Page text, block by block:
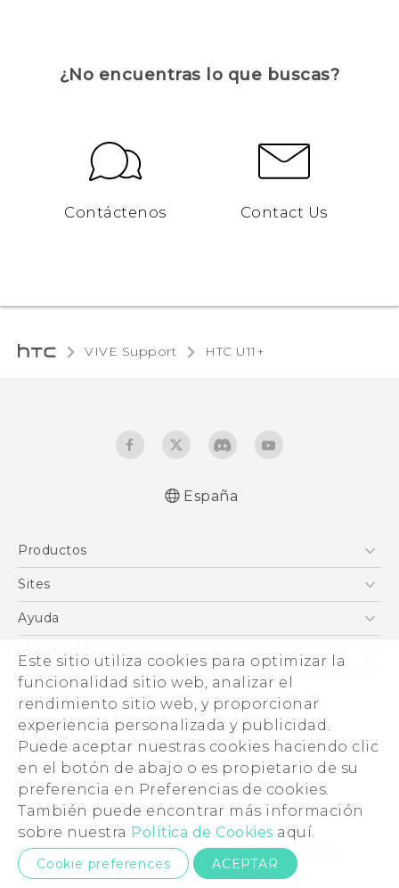
Este sitio utiliza cookies para optimizar la
funcionalidad sitio web, analizar el
rendimiento sitio web, y proporcionar
experiencia personalizada y publicidad.
Puede aceptar nuestras cookies haciendo clic
en el botón de abajo o es propietario de su
preferencia en Preferencias de cookies.
También puede encontrar más información
sobre nuestra Política de Cookies aquí.
Cookie preferences ACEPTAR
¿No encuentras lo que buscas?
Contáctenos Contact Us
VIVE Support HTC U11+‎
seguridad
English - Safety and regulatory guide
España
Productos
Smartphones
VIVE
Accesorios
Sites
HTC Vive
Inicio
Ayuda
eCommerce Support
About HTC
ESG
Información corporativa
Inversores (inglés)
Cookie Preferences
Trabaja con nosotros
Security and Privacy Whitepaper
© 2011-2026 HTC Corporation
Términos legales
Contacto de privacidad: Global-Privacy@htc.com